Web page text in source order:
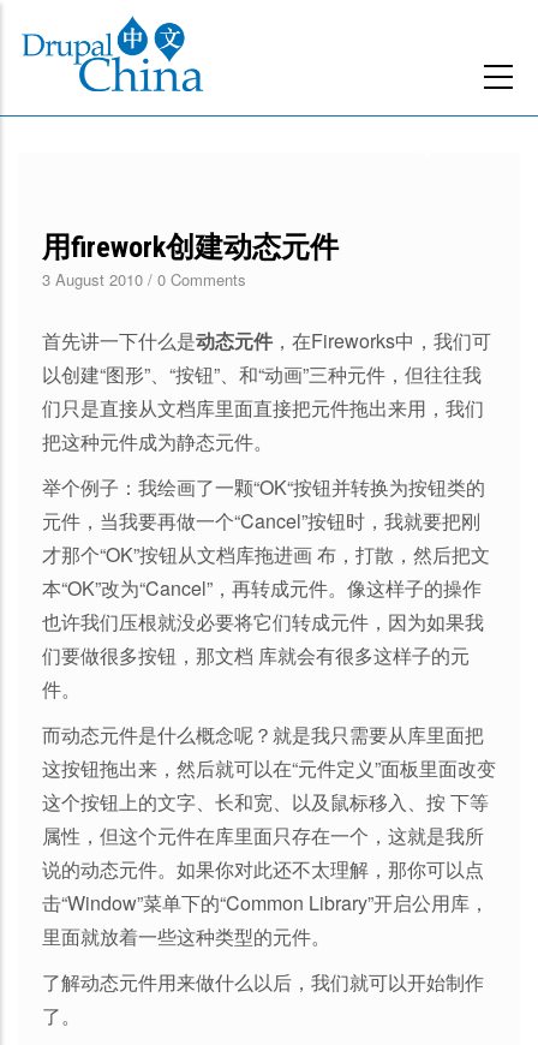
主
用firework创建动态元件
3 August 2010 / 0 Comments
首先讲一下什么是动态元件 ，在Fireworks中，我们可
以创建“图形”、“按钮”、和“动画”三种元件，但往往我
们只是直接从文档库里面直接把元件拖出来用，我们
把这种元件成为静态元件。
举个例子：我绘画了一颗“OK“按钮并转换为按钮类的
元件，当我要再做一个“Cancel”按钮时，我就要把刚
才那个“OK”按钮从文档库拖进画 布，打散，然后把文
本“OK”改为“Cancel”，再转成元件。像这样子的操作
也许我们压根就没必要将它们转成元件，因为如果我
们要做很多按钮，那文档 库就会有很多这样子的元
件。
而动态元件是什么概念呢？就是我只需要从库里面把
这按钮拖出来，然后就可以在“元件定义”面板里面改变
这个按钮上的文字、长和宽、以及鼠标移入、按 下等
属性，但这个元件在库里面只存在一个，这就是我所
说的动态元件。如果你对此还不太理解，那你可以点
击“Window”菜单下的“Common Library”开启公用库，
里面就放着一些这种类型的元件。
了解动态元件用来做什么以后，我们就可以开始制作
了。